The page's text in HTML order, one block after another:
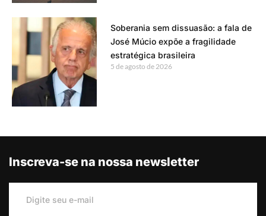
Soberania sem dissuasão: a fala de
José Múcio expõe a fragilidade
estratégica brasileira
5 de agosto de 2026
Inscreva-se na nossa newsletter